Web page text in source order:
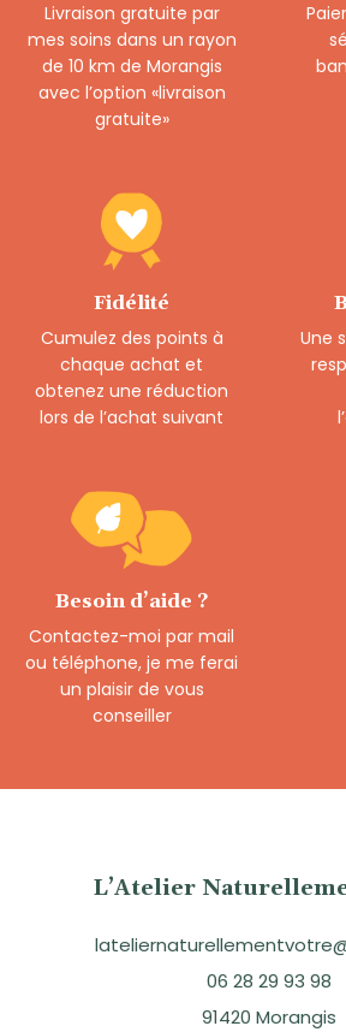
Livraison gratuite par
mes soins dans un rayon
de 10 km de Morangis
avec l’option «livraison
gratuite»
Fidélité
Cumulez des points à
chaque achat et
obtenez une réduction
lors de l’achat suivant
Une
Besoin d’aide ?
Contactez-moi par mail
ou téléphone, je me ferai
un plaisir de vous
conseiller
L’Atelier
06 28 29 93 98
91420 Morangis